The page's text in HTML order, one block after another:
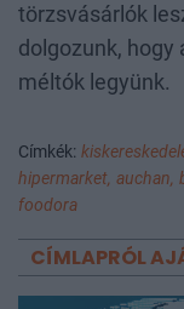
törzsvásárlók
dolgozunk,
méltók legyünk.
Címkék:
hipermarket, auchan,
foodora
CÍMLAPRÓL